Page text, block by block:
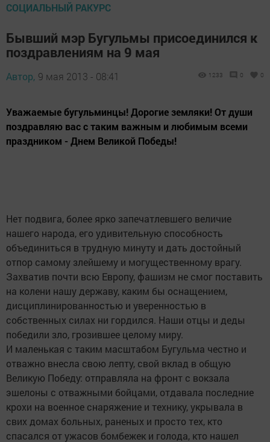
СОЦИАЛЬНЫЙ РАКУРС
Бывший мэр Бугульмы присоединился к
поздравлениям на 9 мая
Автор, 9 мая 2013 - 08:41 1233 0 0
Уважаемые бугульминцы! Дорогие земляки! От души
поздравляю вас с таким важным и любимым всеми
праздником - Днем Великой Победы!
Нет подвига, более ярко запечатлевшего величие
нашего народа, его удивительную способность
объединиться в трудную минуту и дать достойный
отпор самому злейшему и могущественному врагу.
Захватив почти всю Европу, фашизм не смог поставить
на колени нашу державу, каким бы оснащением,
дисциплинированностью и уверенностью в
собственных силах ни гордился. Наши отцы и деды
победили зло, грозившее целому миру.
И маленькая с таким масштабом Бугульма честно и
отважно внесла свою лепту, свой вклад в общую
Великую Победу: отправляла на фронт с вокзала
эшелоны с отважными бойцами, отдавала последние
крохи на военное снаряжение и технику, укрывала в
свих домах больных, раненых и просто тех, кто
спасался от ужасов бомбежек и голода, кто нашел